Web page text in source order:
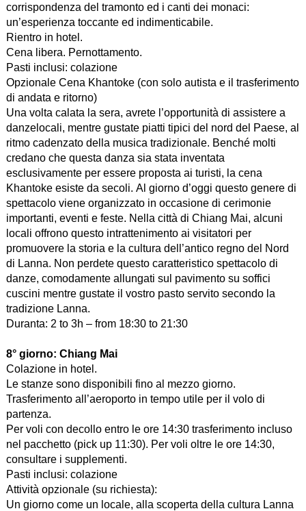
corrispondenza del tramonto ed i canti dei monaci:
un’esperienza toccante ed indimenticabile.
Rientro in hotel.
Cena libera. Pernottamento.
Pasti inclusi: colazione
Opzionale Cena Khantoke (con solo autista e il trasferimento
di andata e ritorno)
Una volta calata la sera, avrete l’opportunità di assistere a
danzelocali, mentre gustate piatti tipici del nord del Paese, al
ritmo cadenzato della musica tradizionale. Benché molti
credano che questa danza sia stata inventata
esclusivamente per essere proposta ai turisti, la cena
Khantoke esiste da secoli. Al giorno d’oggi questo genere di
spettacolo viene organizzato in occasione di cerimonie
importanti, eventi e feste. Nella città di Chiang Mai, alcuni
locali offrono questo intrattenimento ai visitatori per
promuovere la storia e la cultura dell’antico regno del Nord
di Lanna. Non perdete questo caratteristico spettacolo di
danze, comodamente allungati sul pavimento su soffici
cuscini mentre gustate il vostro pasto servito secondo la
tradizione Lanna.
Duranta: 2 to 3h – from 18:30 to 21:30
8° giorno: Chiang Mai
Colazione in hotel.
Le stanze sono disponibili fino al mezzo giorno.
Trasferimento all’aeroporto in tempo utile per il volo di
partenza.
Per voli con decollo entro le ore 14:30 trasferimento incluso
nel pacchetto (pick up 11:30). Per voli oltre le ore 14:30,
consultare i supplementi.
Pasti inclusi: colazione
Attività opzionale (su richiesta):
Un giorno come un locale, alla scoperta della cultura Lanna